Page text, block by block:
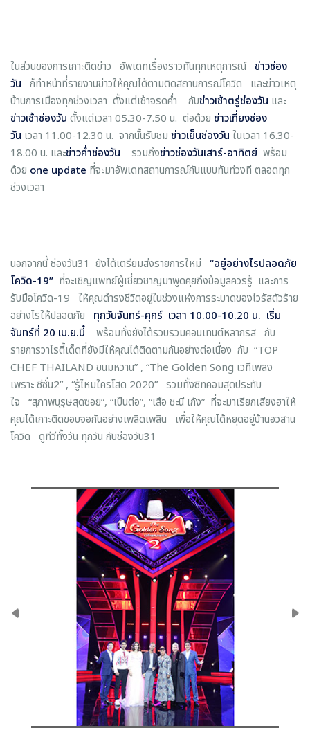
ในส่วนของการเกาะติดข่าว อัพเดทเรื่องราวทันทุกเหตุการณ์ ข่าวช่อง
วัน ก็ทำหน้าที่รายงานข่าวให้คุณได้ตามติดสถานการณ์โควิด และข่าวเหตุ
บ้านการเมืองทุกช่วงเวลา ตั้งแต่เช้าจรดค่ำ กับข่าวเช้าตรู่ช่องวัน และ
ข่าวเช้าช่องวัน ตั้งแต่เวลา 05.30-7.50 น. ต่อด้วย ข่าวเที่ยงช่อง
วัน เวลา 11.00-12.30 น. จากนั้นรับชม ข่าวเย็นช่องวัน ในเวลา 16.30-
18.00 น. และข่าวค่ำช่องวัน รวมถึงข่าวช่องวันเสาร์-อาทิตย์ พร้อม
ด้วย one update ที่จะมาอัพเดทสถานการณ์กันแบบทันท่วงที ตลอดทุก
ช่วงเวลา
นอกจากนี้ ช่องวัน31 ยังได้เตรียมส่งรายการใหม่ “อยู่อย่างไรปลอดภัย
โควิด-19” ที่จะเชิญแพทย์ผู้เชี่ยวชาญมาพูดคุยถึงข้อมูลควรรู้ และการ
รับมือโควิด-19 ให้คุณดำรงชีวิตอยู่ในช่วงแห่งการระบาดของไวรัสตัวร้าย
อย่างไรให้ปลอดภัย ทุกวันจันทร์-ศุกร์ เวลา 10.00-10.20 น. เริ่ม
จันทร์ที่ 20 เม.ย.นี้ พร้อมทั้งยังได้รวบรวมคอนเทนต์หลากรส กับ
รายการวาไรตี้เด็ดที่ยังมีให้คุณได้ติดตามกันอย่างต่อเนื่อง กับ “TOP
CHEF THAILAND ขนมหวาน” , “The Golden Song เวทีเพลง
เพราะ ซีซั่น2” , “รู้ไหมใครโสด 2020” รวมทั้งซิทคอมสุดประทับ
ใจ “สุภาพบุรุษสุดซอย”, “เป็นต่อ”, “เสือ ชะนี เก้ง” ที่จะมาเรียกเสียงฮาให้
คุณได้เกาะติดขอบจอกันอย่างเพลิดเพลิน เพื่อให้คุณได้หยุดอยู่บ้านอวสาน
โควิด ดูทีวีทั้งวัน ทุกวัน กับช่องวัน31